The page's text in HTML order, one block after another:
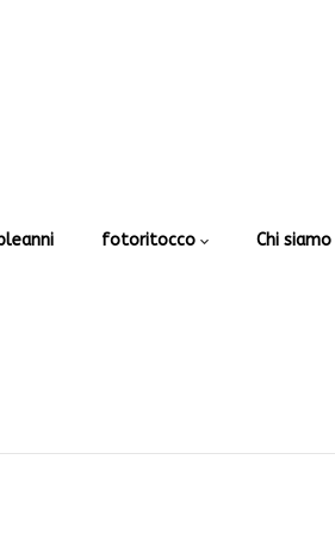
fotoritocco Chi siamo